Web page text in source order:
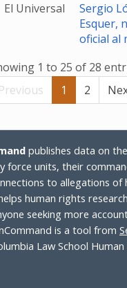
El Universal
Sergio
Esquer,
oficial al
1 to 25 of 28
Previous
1 2
publishes data on
force units, their
to allegations of
human rights
seeking more
is a tool from
Law School